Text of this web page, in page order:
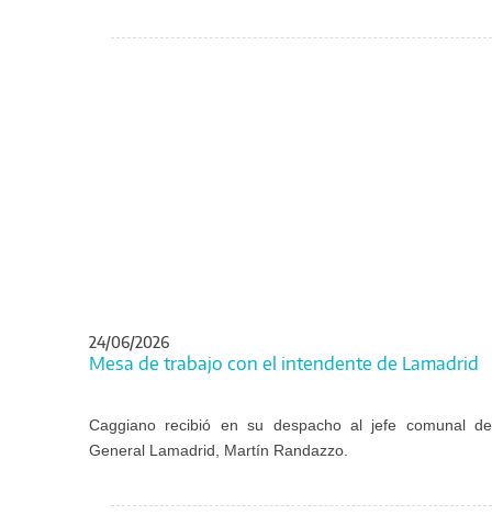
24/06/2026
Mesa de trabajo con el intendente de Lamadrid
Caggiano recibió en su despacho al jefe comunal de
General Lamadrid, Martín Randazzo.